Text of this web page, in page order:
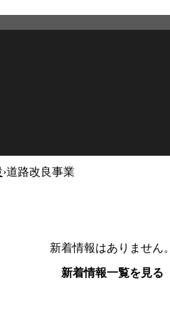
›道路改良事業
新着情報はありません。
新着情報一覧を見る